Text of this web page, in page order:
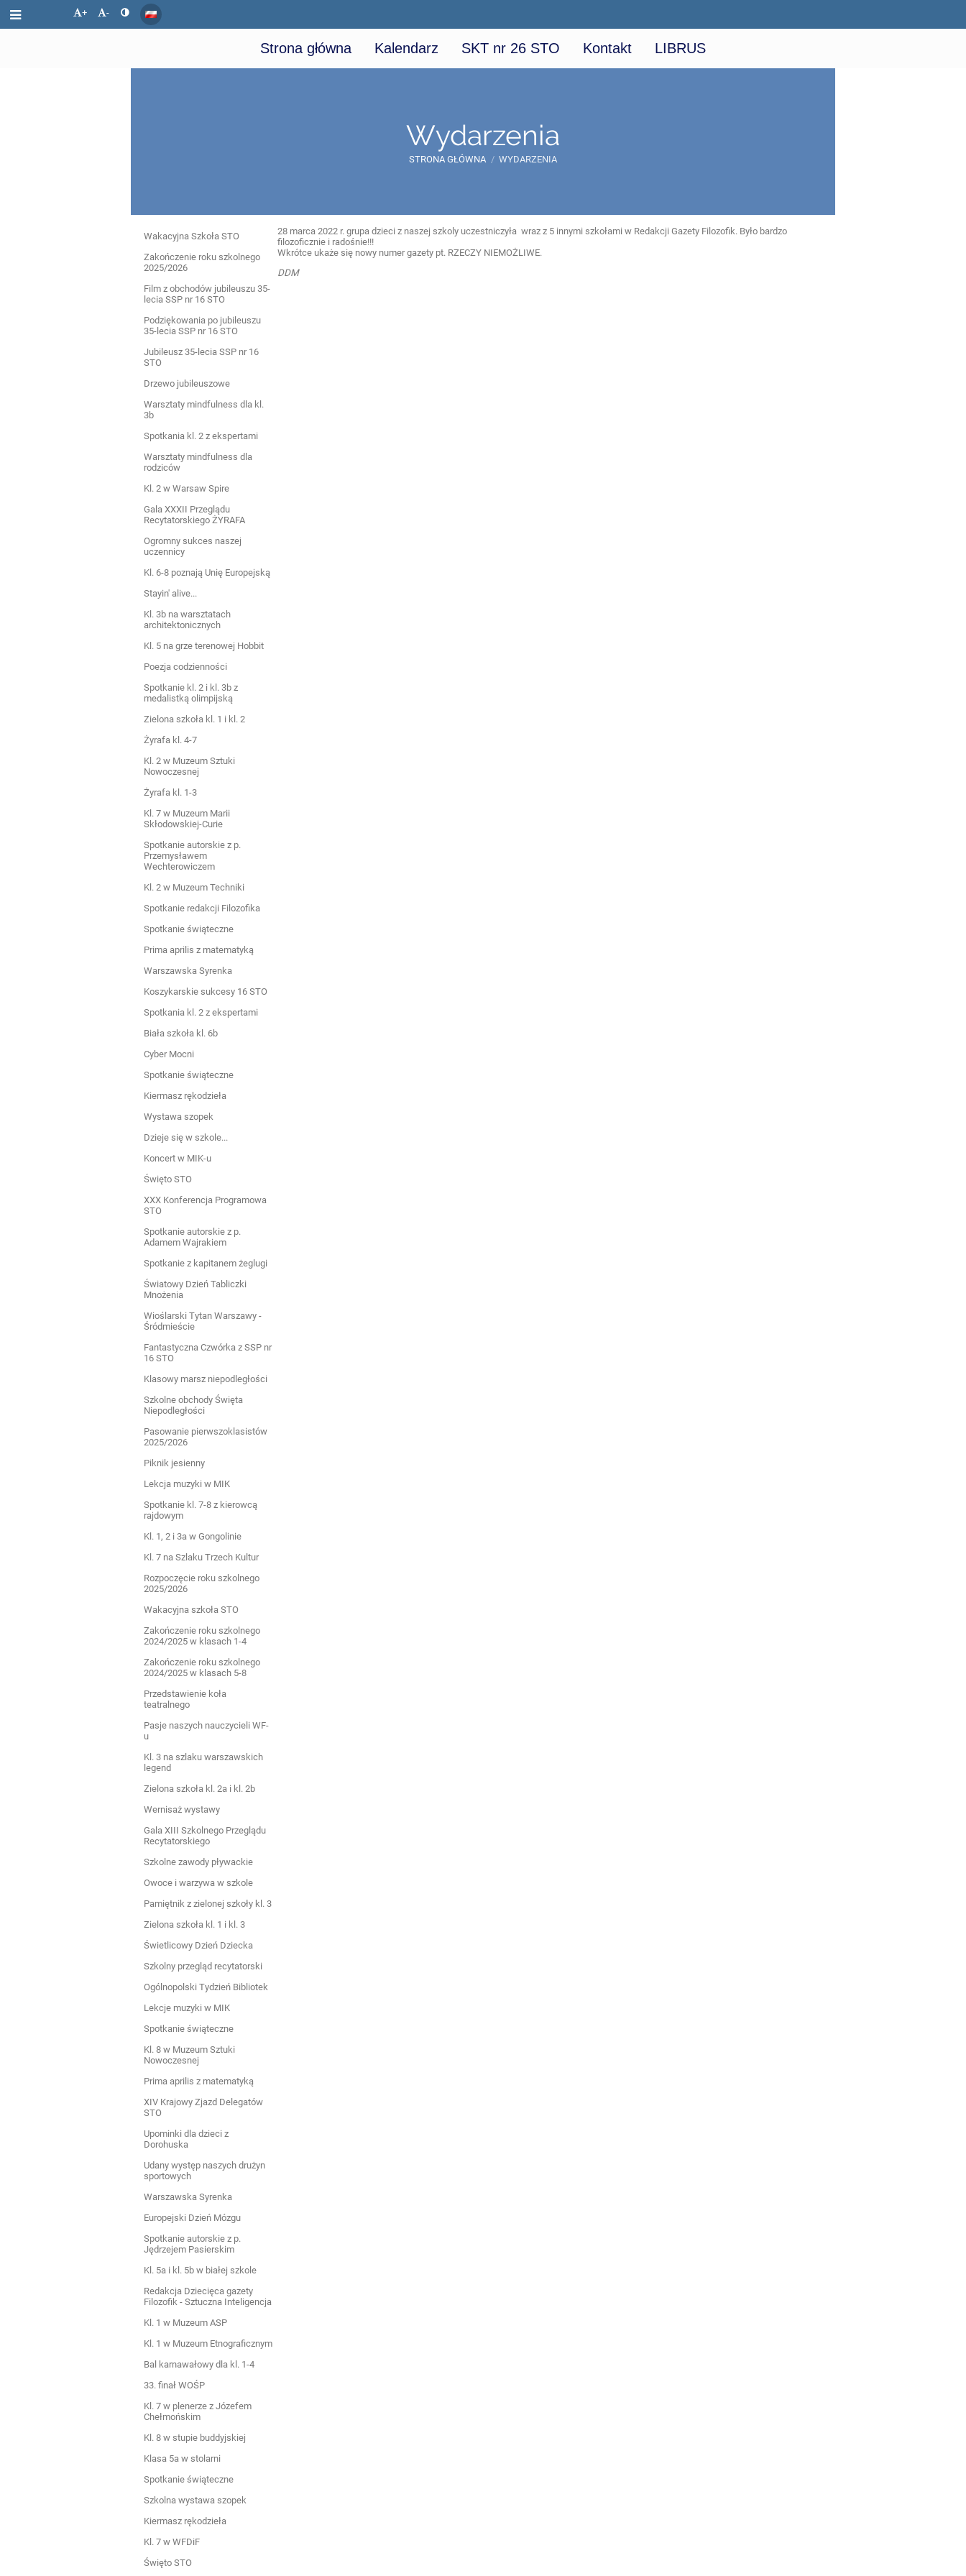
+ -
Strona główna Kalendarz SKT nr 26 STO Kontakt LIBRUS
Wydarzenia
STRONA GŁÓWNA / WYDARZENIA
Wydarzenia
Wakacyjna Szkoła STO
Zakończenie roku szkolnego
2025/2026
Film z obchodów jubileuszu 35-
lecia SSP nr 16 STO
Podziękowania po jubileuszu
35-lecia SSP nr 16 STO
Jubileusz 35-lecia SSP nr 16
STO
Drzewo jubileuszowe
Warsztaty mindfulness dla kl.
3b
Spotkania kl. 2 z ekspertami
Warsztaty mindfulness dla
rodziców
Kl. 2 w Warsaw Spire
Gala XXXII Przeglądu
Recytatorskiego ŻYRAFA
Ogromny sukces naszej
uczennicy
Kl. 6-8 poznają Unię Europejską
Stayin' alive...
Kl. 3b na warsztatach
architektonicznych
Kl. 5 na grze terenowej Hobbit
Poezja codzienności
Spotkanie kl. 2 i kl. 3b z
medalistką olimpijską
Zielona szkoła kl. 1 i kl. 2
Żyrafa kl. 4-7
Kl. 2 w Muzeum Sztuki
Nowoczesnej
Żyrafa kl. 1-3
Kl. 7 w Muzeum Marii
Skłodowskiej-Curie
Spotkanie autorskie z p.
Przemysławem
Wechterowiczem
Kl. 2 w Muzeum Techniki
Spotkanie redakcji Filozofika
Spotkanie świąteczne
Prima aprilis z matematyką
Warszawska Syrenka
Koszykarskie sukcesy 16 STO
Spotkania kl. 2 z ekspertami
Biała szkoła kl. 6b
Cyber Mocni
Spotkanie świąteczne
Kiermasz rękodzieła
Wystawa szopek
Dzieje się w szkole...
Koncert w MIK-u
Święto STO
XXX Konferencja Programowa
STO
Spotkanie autorskie z p.
Adamem Wajrakiem
Spotkanie z kapitanem żeglugi
Światowy Dzień Tabliczki
Mnożenia
Wioślarski Tytan Warszawy -
Śródmieście
Fantastyczna Czwórka z SSP nr
16 STO
Klasowy marsz niepodległości
Szkolne obchody Święta
Niepodległości
Pasowanie pierwszoklasistów
2025/2026
Piknik jesienny
Lekcja muzyki w MIK
Spotkanie kl. 7-8 z kierowcą
rajdowym
Kl. 1, 2 i 3a w Gongolinie
Kl. 7 na Szlaku Trzech Kultur
Rozpoczęcie roku szkolnego
2025/2026
Wakacyjna szkoła STO
Zakończenie roku szkolnego
2024/2025 w klasach 1-4
Zakończenie roku szkolnego
2024/2025 w klasach 5-8
Przedstawienie koła
teatralnego
Pasje naszych nauczycieli WF-
u
Kl. 3 na szlaku warszawskich
legend
Zielona szkoła kl. 2a i kl. 2b
Wernisaż wystawy
Gala XIII Szkolnego Przeglądu
Recytatorskiego
Szkolne zawody pływackie
Owoce i warzywa w szkole
Pamiętnik z zielonej szkoły kl. 3
Zielona szkoła kl. 1 i kl. 3
Świetlicowy Dzień Dziecka
Szkolny przegląd recytatorski
Ogólnopolski Tydzień Bibliotek
Lekcje muzyki w MIK
Spotkanie świąteczne
Kl. 8 w Muzeum Sztuki
Nowoczesnej
Prima aprilis z matematyką
XIV Krajowy Zjazd Delegatów
STO
Upominki dla dzieci z
Dorohuska
Udany występ naszych drużyn
sportowych
Warszawska Syrenka
Europejski Dzień Mózgu
Spotkanie autorskie z p.
Jędrzejem Pasierskim
Kl. 5a i kl. 5b w białej szkole
Redakcja Dziecięca gazety
Filozofik - Sztuczna Inteligencja
Kl. 1 w Muzeum ASP
Kl. 1 w Muzeum Etnograficznym
Bal karnawałowy dla kl. 1-4
33. finał WOŚP
Kl. 7 w plenerze z Józefem
Chełmońskim
Kl. 8 w stupie buddyjskiej
Klasa 5a w stolarni
Spotkanie świąteczne
Szkolna wystawa szopek
Kiermasz rękodzieła
Kl. 7 w WFDiF
Święto STO
28 marca 2022 r. grupa dzieci z naszej szkoly uczestniczyła wraz z 5 innymi szkołami w Redakcji Gazety Filozofik. Było bardzo
filozoficznie i radośnie!!!
Wkrótce ukaże się nowy numer gazety pt. RZECZY NIEMOŻLIWE.
DDM